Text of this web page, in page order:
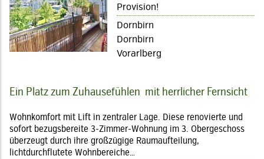
Provision!
Dornbirn
Dornbirn
Vorarlberg
Ein Platz zum Zuhausefühlen  mit herrlicher Fernsicht
Wohnkomfort mit Lift in zentraler Lage. Diese renovierte und
sofort bezugsbereite 3-Zimmer-Wohnung im 3. Obergeschoss
überzeugt durch ihre großzügige Raumaufteilung,
lichtdurchflutete Wohnbereiche…